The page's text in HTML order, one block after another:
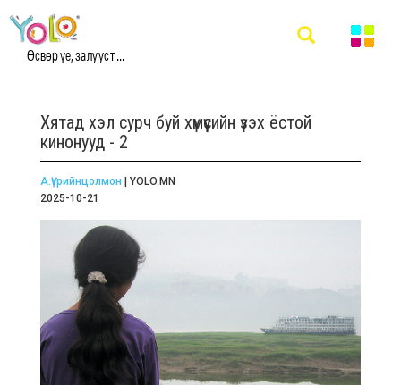
Өсвөр үе, залууст ...
Хятад хэл сурч буй хүмүүсийн үзэх ёстой
кинонууд - 2
А.Үүрийнцолмон | YOLO.MN
2025-10-21